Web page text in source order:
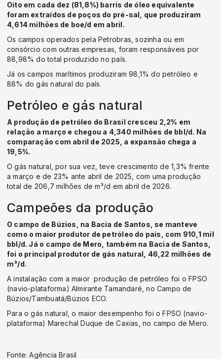
Oito em cada dez (81,8%) barris de óleo equivalente
foram extraídos de poços do pré-sal, que produziram
4,614 milhões de boe/d em abril.
Os campos operados pela Petrobras, sozinha ou em
consórcio com outras empresas, foram responsáveis por
88,98% do total produzido no país.
Já os campos marítimos produziram 98,1% do petróleo e
88% do gás natural do país.
Petróleo e gás natural
A produção de petróleo do Brasil cresceu 2,2% em
relação a março e chegou a 4,340 milhões de bbl/d. Na
comparação com abril de 2025, a expansão chega a
19,5%.
O gás natural, por sua vez, teve crescimento de 1,3% frente
a março e de 23% ante abril de 2025, com uma produção
total de 206,7 milhões de m³/d em abril de 2026.
Campeões da produção
O campo de Búzios, na Bacia de Santos, se manteve
como o maior produtor de petróleo do país, com 910,1 mil
bbl/d. Já o campo de Mero, também na Bacia de Santos,
foi o principal produtor de gás natural, 46,22 milhões de
m³/d.
A instalação com a maior produção de petróleo foi o FPSO
(navio-plataforma) Almirante Tamandaré, no Campo de
Búzios/Tambuatá/Búzios ECO.
Para o gás natural, o maior desempenho foi o FPSO (navio-
plataforma) Marechal Duque de Caxias, no campo de Mero.
Fonte: Agência Brasil